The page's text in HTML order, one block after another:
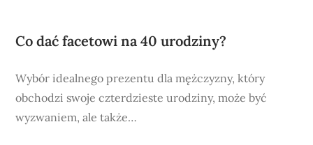
Co dać facetowi na 40 urodziny?
Wybór idealnego prezentu dla mężczyzny, który
obchodzi swoje czterdzieste urodziny, może być
wyzwaniem, ale także…